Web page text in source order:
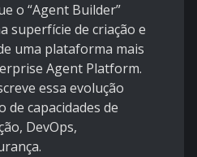
o “Agent Builder”
superfície de criação e
uma plataforma mais
Agent Platform.
essa evolução
de capacidades de
DevOps,